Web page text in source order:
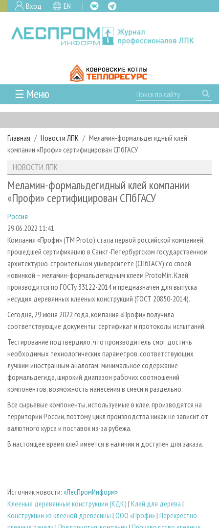
Вход EN
☰ Меню
ГЛАВНАЯ
РУБРИКИ И ТЕМЫ
РУБРИКИ ЖУРНАЛА
ЛЕСОЗАГОТОВКА
ЛЕСОПИЛЕНИЕ
СУШКА ДРЕВЕСИНЫ
ПРОИЗВОДСТВО ДРЕВЕСНЫХ ПЛИТ
ДЕРЕВЯННОЕ ДОМОСТРОЕНИЕ
ПРОИЗВОДСТВО МЕБЕЛИ
БИОЭНЕРГЕТИКА
ИНСТРУМЕНТ И МАТЕРИАЛЫ
НОВОСТИ
НОВОСТИ ЛПК
НОВОСТИ ЖУРНАЛА
ПРОЕКТЫ ЛПИ
АНАЛИТИКА
ПРЕДПРИЯТИЯ ЛПК
ПЕРСОНЫ
МОБИЛЬНЫЕ ВЫСТАВКИ
ОФИЦИАЛЬНЫЕ ДЕЛЕГАЦИИ
ПРИОРИТЕТНЫЕ ИНВЕСТПРОЕКТЫ
RUSSIAN FORESTRY REVIEW
БИБЛИОТЕКА СПЕЦИАЛИСТА
АРХИВ
АРХИВ ЖУРНАЛОВ
О ЖУРНАЛЕ
КОНТАКТЫ
РЕКЛАМОДАТЕЛЯМ
РЕКЛАМА
РЕКЛАМА НА САЙТЕ
Главная Новости ЛПК
Меламин-формальдегидный клей
компании «Профи» сертифицирован СПбГАСУ
НОВОСТИ ЛПК
Меламин-формальдегидный клей компании
«Профи» сертифицирован СПбГАСУ
Россия
29.06.2022 11:41
Компания «Профи» (ТМ Proto) стала первой российской компанией,
прошедшей сертификацию в Санкт-Петербургском государственном
архитектурно-строительном университете (СПбГАСУ) со своей
новинкой – меламин-формальдегидным клеем ProtoMin. Клей
производится по ГОСТу 33122-2014 и предназначен для выпуска
несущих деревянных клееных конструкций (ГОСТ 20850-2014).
Сегодня, 29 июня 2022 года, компания «Профи» получила
соответствующие документы: сертификат и протоколы испытаний.
Тестирование подтвердило, что производитель смог достичь
необходимых технологических параметров, соответствующих
лучшим иностранным аналогам: минимальное содержание
формальдегида, широкий диапазон рабочих соотношений
компонентов, возможность нанесения в смеси и раздельно.
Все сырьевые компоненты, используемые в клее, производятся на
территории России, поэтому цикл производства никак не зависит от
валютного курса и поставок из-за рубежа.
В настоящее время клей имеется в наличии и доступен для заказа.
Источник новости: «ЛесПромИнформ»
Клееные деревянные конструкции (КДК) | Клей для дерева |
Конструкции из клееной древесины | ООО «Профи»| Перекрестно-